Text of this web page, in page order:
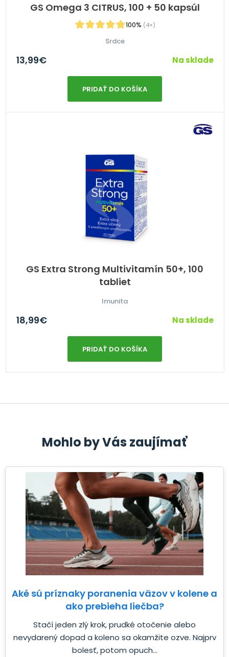
GS Omega 3 CITRUS, 100 + 50 kapsúl
100% (4×)
Srdce
13,99€ Na sklade
PRIDAŤ DO KOŠÍKA
GS Extra Strong Multivitamín 50+, 100
tabliet
Imunita
18,99€ Na sklade
PRIDAŤ DO KOŠÍKA
Mohlo by Vás zaujímať
Aké sú príznaky poranenia väzov v kolene a
ako prebieha liečba?
Stačí jeden zlý krok, prudké otočenie alebo
nevydarený dopad a koleno sa okamžite ozve. Najprv
bolesť, potom opuch...